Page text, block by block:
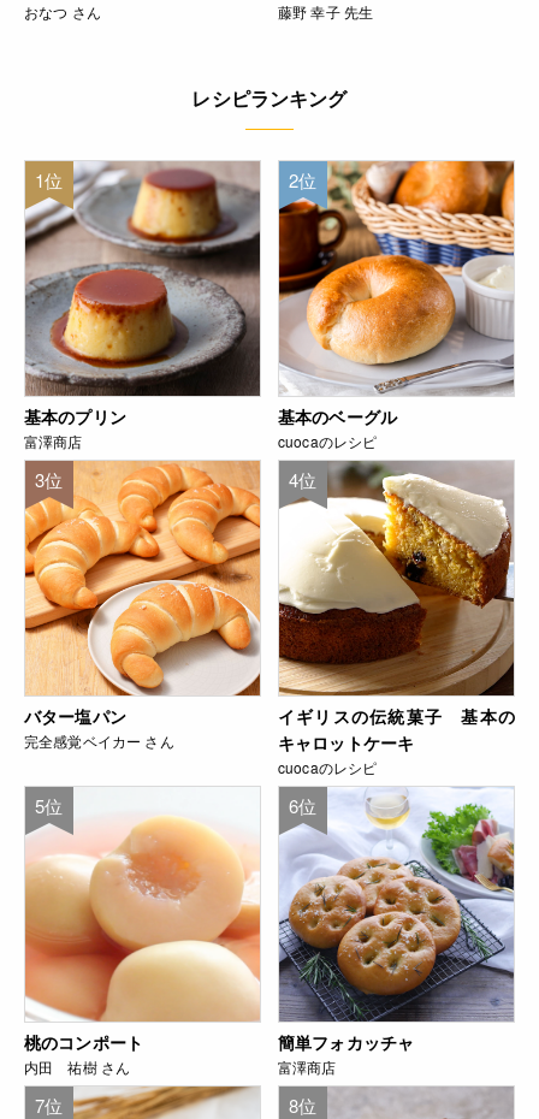
おなつ さん 藤野 幸子 先生
レシピランキング
1位
基本のプリン
富澤商店
2位
基本のベーグル
cuocaのレシピ
3位
バター塩パン
完全感覚ベイカー さん
4位
イギリスの伝統菓子 基本の
キャロットケーキ
cuocaのレシピ
5位
桃のコンポート
内田 祐樹 さん
6位
簡単フォカッチャ
富澤商店
7位 8位